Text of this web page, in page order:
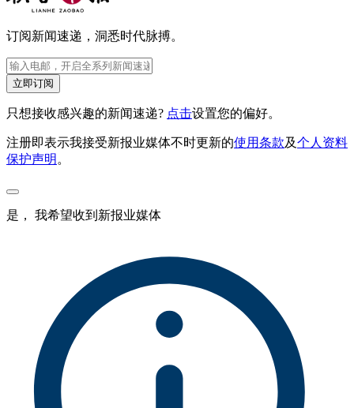
订阅新闻速递，洞悉时代脉搏。
立即订阅
只想接收感兴趣的新闻速递? 点击设置您的偏好。
注册即表示我接受新报业媒体不时更新的使用条款及个人资料
保护声明 。
是， 我希望收到新报业媒体